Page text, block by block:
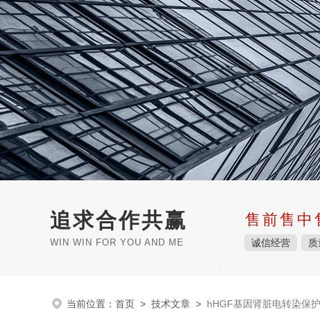
追求合作共赢
WIN WIN FOR YOU AND ME
售前售中
诚信经营 质
当前位置： 首页 > 技术文章 > hHGF基因肾脏电转染保